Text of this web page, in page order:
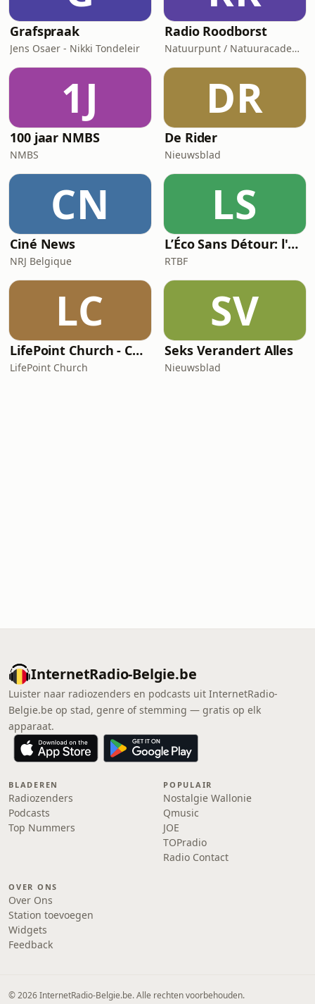
Grafspraak
Jens Osaer - Nikki Tondeleir
Radio Roodborst
Natuurpunt / Natuuracademie
1J
100 jaar NMBS
NMBS
DR
De Rider
Nieuwsblad
CN
Ciné News
NRJ Belgique
LS
L’Éco Sans Détour: l'actualité économique
RTBF
LC
LifePoint Church - Campus de Bruxelles
LifePoint Church
SV
Seks Verandert Alles
Nieuwsblad
InternetRadio-Belgie.be
Luister naar radiozenders en podcasts uit InternetRadio-
Belgie.be op stad, genre of stemming — gratis op elk
apparaat.
BLADEREN
Radiozenders
Podcasts
Top Nummers
POPULAIR
Nostalgie Wallonie
Qmusic
JOE
TOPradio
Radio Contact
OVER ONS
Over Ons
Station toevoegen
Widgets
Feedback
© 2026 InternetRadio-Belgie.be. Alle rechten voorbehouden.